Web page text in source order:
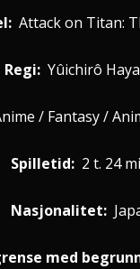
Attack on Titan:
Regi: Yûichirô
/ Fantasy /
Spilletid: 2 t. 24
Nasjonalitet:
med